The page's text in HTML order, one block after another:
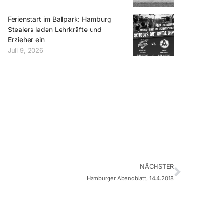
Ferienstart im Ballpark: Hamburg
Stealers laden Lehrkräfte und
Erzieher ein
Juli 9, 2026
NÄCHSTER
Hamburger Abendblatt, 14.4.2018